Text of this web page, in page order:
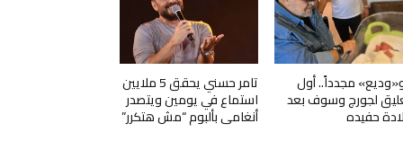
مجدداً.. أول
لجورج وسوف بعد
حفيده
تامر حسني يحقق 5 ملايين
استماع في يومين ويتصدر
أنغامي بألبوم “مش هتكرر”